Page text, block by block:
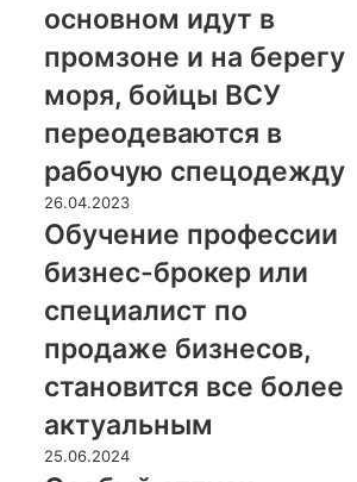
н
о
р
а
с
к
а
з
а
л
к
а
п
е
в
М
р
и
у
п
о
л
е
в
с
н
в
н
о
м
основном идут в
промзоне и на берегу
моря, бойцы ВСУ
переодеваются в
рабочую спецодежду
О
б
ч
е
н
и
е
п
р
о
ф
26.04.2023
Обучение профессии
бизнес-брокер или
специалист по
продаже бизнесов,
становится все более
актуальным
О
25.06.2024